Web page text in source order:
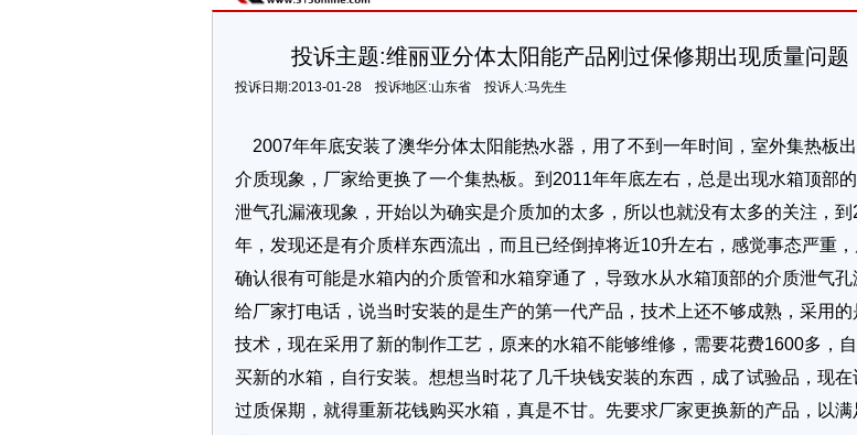
投诉主题:维丽亚分体太阳能产品刚过保修期出现质量问题
投诉日期:2013-01-28 投诉地区:山东省 投诉人:马先生
2007年年底安装了澳华分体太阳能热水器，用了不到一年时间，室外集热板
介质现象，厂家给更换了一个集热板。到2011年年底左右，总是出现水箱顶部
泄气孔漏液现象，开始以为确实是介质加的太多，所以也就没有太多的关注，到
年，发现还是有介质样东西流出，而且已经倒掉将近10升左右，感觉事态严重
确认很有可能是水箱内的介质管和水箱穿通了，导致水从水箱顶部的介质泄气孔
给厂家打电话，说当时安装的是生产的第一代产品，技术上还不够成熟，采用的
技术，现在采用了新的制作工艺，原来的水箱不能够维修，需要花费1600多，
买新的水箱，自行安装。想想当时花了几千块钱安装的东西，成了试验品，现在
过质保期，就得重新花钱购买水箱，真是不甘。先要求厂家更换新的产品，以满